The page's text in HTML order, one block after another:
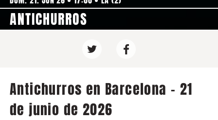
ANTICHURROS
Antichurros en Barcelona - 21
de junio de 2026